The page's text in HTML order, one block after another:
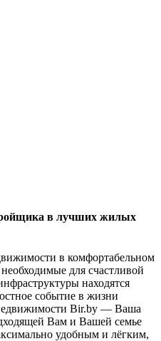
в лучших жилых
в комфортабельном
для счастливой
находятся
событие в жизни
Bir.by — Ваша
Вам и Вашей семье
удобным и лёгким,